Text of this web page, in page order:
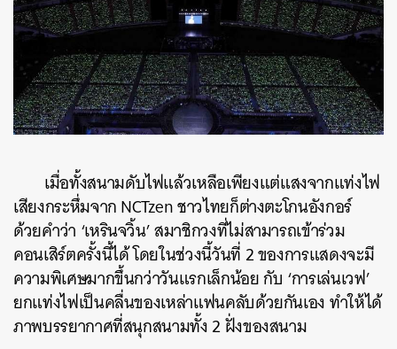
เมื่อทั้งสนามดับไฟแล้วเหลือเพียงแต่แสงจากแท่งไฟ
เสียงกระหึ่มจาก NCTzen ชาวไทยก็ต่างตะโกนอังกอร์
ด้วยคำว่า ‘เหรินจวิ้น’ สมาชิกวงที่ไม่สามารถเข้าร่วม
คอนเสิร์ตครั้งนี้ได้ โดยในช่วงนี้วันที่ 2 ของการแสดงจะมี
ความพิเศษมากขึ้นกว่าวันแรกเล็กน้อย กับ ‘การเล่นเวฟ’
ยกแท่งไฟเป็นคลื่นของเหล่าแฟนคลับด้วยกันเอง ทำให้ได้
ภาพบรรยากาศที่สนุกสนามทั้ง 2 ฝั่งของสนาม